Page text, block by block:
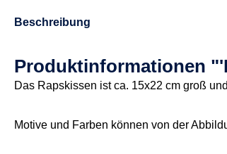
Beschreibung
Produktinformationen
Das Rapskissen ist ca. 15x22 cm groß
Motive und Farben können von der